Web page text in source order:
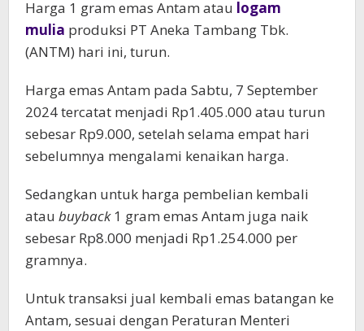
Harga 1 gram emas Antam atau logam
mulia produksi PT Aneka Tambang Tbk.
(ANTM) hari ini, turun.
Harga emas Antam pada Sabtu, 7 September
2024 tercatat menjadi Rp1.405.000 atau turun
sebesar Rp9.000, setelah selama empat hari
sebelumnya mengalami kenaikan harga.
Sedangkan untuk harga pembelian kembali
atau buyback1 gram emas Antam juga naik
sebesar Rp8.000 menjadi Rp1.254.000 per
gramnya.
Untuk transaksi jual kembali emas batangan ke
Antam, sesuai dengan Peraturan Menteri